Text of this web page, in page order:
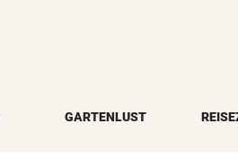
GARTENLUST